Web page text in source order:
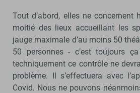
Tout d’abord, elles ne concernent
moitié des lieux accueillant les
jauge maximale d’au moins 50
50 personnes - c’est toujours
techniquement ce contrôle ne
problème. Il s’effectuera avec
Covid. Nous ne pouvons